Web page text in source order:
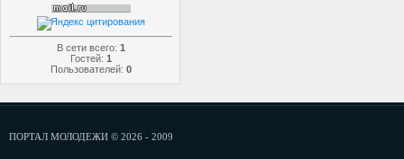
В сети всего: 1
Гостей: 1
Пользователей: 0
ПОРТАЛ МОЛОДЕЖИ © 2026 - 2009